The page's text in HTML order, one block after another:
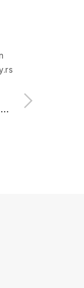
Everlasting Foundation (N°110N Honey) 30ml
Ovaj